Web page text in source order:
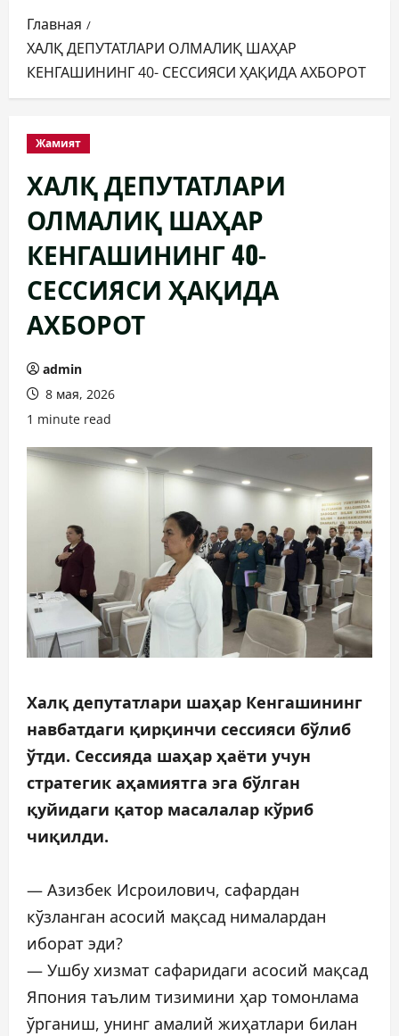
Главная
ХАЛҚ ДЕПУТАТЛАРИ ОЛМАЛИҚ ШАҲАР
КЕНГАШИНИНГ 40- СЕССИЯСИ ҲАҚИДА АХБОРОТ
Жамият
ХАЛҚ ДЕПУТАТЛАРИ
ОЛМАЛИҚ ШАҲАР
КЕНГАШИНИНГ 40-
СЕССИЯСИ ҲАҚИДА
АХБОРОТ
admin
8 мая, 2026
1 minute read
Халқ депутатлари шаҳар Кенгашининг
навбатдаги қирқинчи сессияси бўлиб
ўтди. Сессияда шаҳар ҳаёти учун
стратегик аҳамиятга эга бўлган
қуйидаги қатор масалалар кўриб
чиқилди.
— Азизбек Исроилович, сафардан
кўзланган асосий мақсад нималардан
иборат эди?
— Ушбу хизмат сафаридаги асосий мақсад
Япония таълим тизимини ҳар томонлама
ўрганиш, унинг амалий жиҳатлари билан